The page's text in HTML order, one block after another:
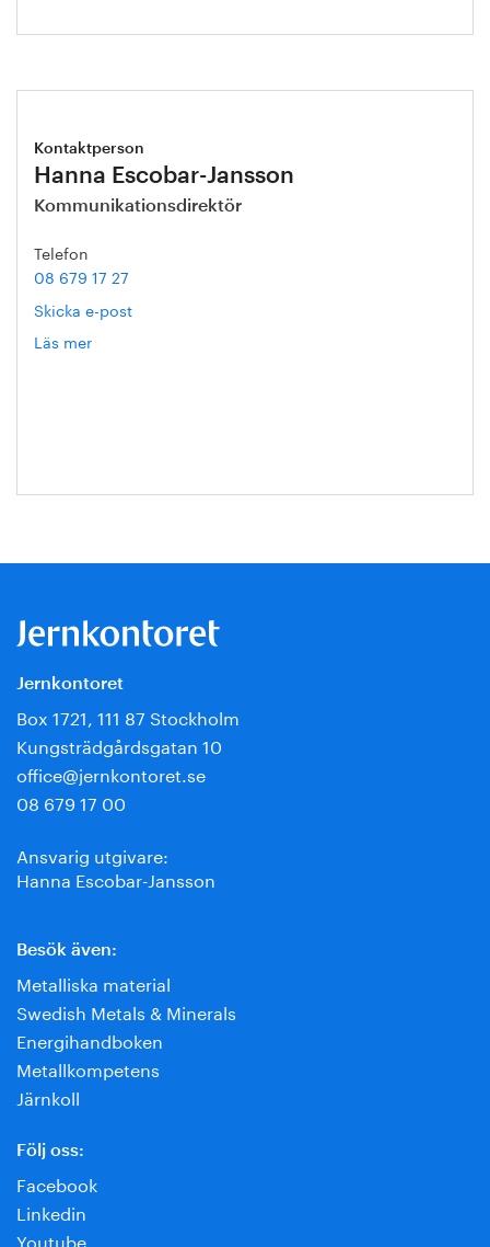
Kontaktperson
Hanna Escobar-Jansson
Kommunikationsdirektör
Telefon
08 679 17 27
Skicka e-post
Läs mer
Jernkontoret
Box 1721, 111 87 Stockholm
Kungsträdgårdsgatan 10
office@jernkontoret.se
08 679 17 00
Ansvarig utgivare:
Hanna Escobar-Jansson
Besök även:
Metalliska material
Swedish Metals & Minerals
Energihandboken
Metallkompetens
Järnkoll
Följ oss:
Facebook
Linkedin
Youtube